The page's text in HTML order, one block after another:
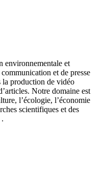
environnementale et
et de presse
production de vidéo
Notre domaine est
l’écologie, l’économie
scientifiques et des